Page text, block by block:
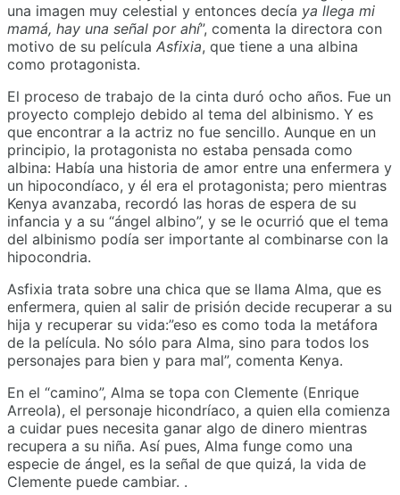
una imagen muy celestial y entonces decía ya llega mi
mamá, hay una señal por ahí”, comenta la directora con
motivo de su película Asfixia, que tiene a una albina
como protagonista.
El proceso de trabajo de la cinta duró ocho años. Fue un
proyecto complejo debido al tema del albinismo. Y es
que encontrar a la actriz no fue sencillo. Aunque en un
principio, la protagonista no estaba pensada como
albina: Había una historia de amor entre una enfermera y
un hipocondíaco, y él era el protagonista; pero mientras
Kenya avanzaba, recordó las horas de espera de su
infancia y a su “ángel albino”, y se le ocurrió que el tema
del albinismo podía ser importante al combinarse con la
hipocondria.
Asfixia trata sobre una chica que se llama Alma, que es
enfermera, quien al salir de prisión decide recuperar a su
hija y recuperar su vida:”eso es como toda la metáfora
de la película. No sólo para Alma, sino para todos los
personajes para bien y para mal”, comenta Kenya.
En el “camino”, Alma se topa con Clemente (Enrique
Arreola), el personaje hicondríaco, a quien ella comienza
a cuidar pues necesita ganar algo de dinero mientras
recupera a su niña. Así pues, Alma funge como una
especie de ángel, es la señal de que quizá, la vida de
Clemente puede cambiar. .